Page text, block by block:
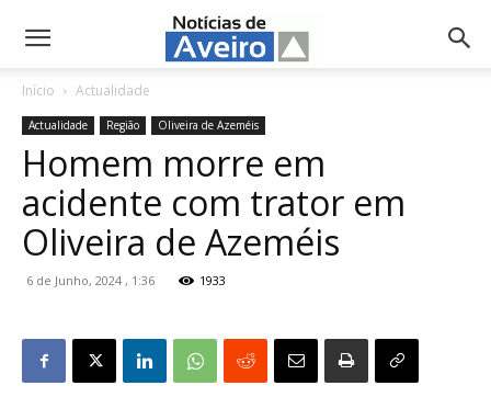
NotíciasdeAveiro.pt
Início Actualidade
Actualidade Região Oliveira de Azeméis
Homem morre em
acidente com trator em
Oliveira de Azeméis
6 de Junho, 2024 , 1:36 1933